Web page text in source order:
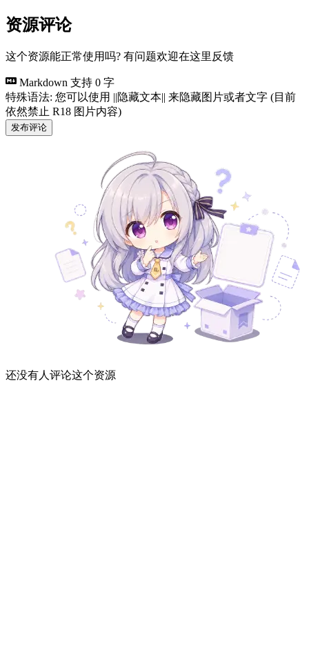
资源评论
这个资源能正常使用吗? 有问题欢迎在这里反馈
Markdown 支持 0 字
特殊语法: 您可以使用 ||隐藏文本|| 来隐藏图片或者文字 (目前
依然禁止 R18 图片内容)
发布评论
还没有人评论这个资源